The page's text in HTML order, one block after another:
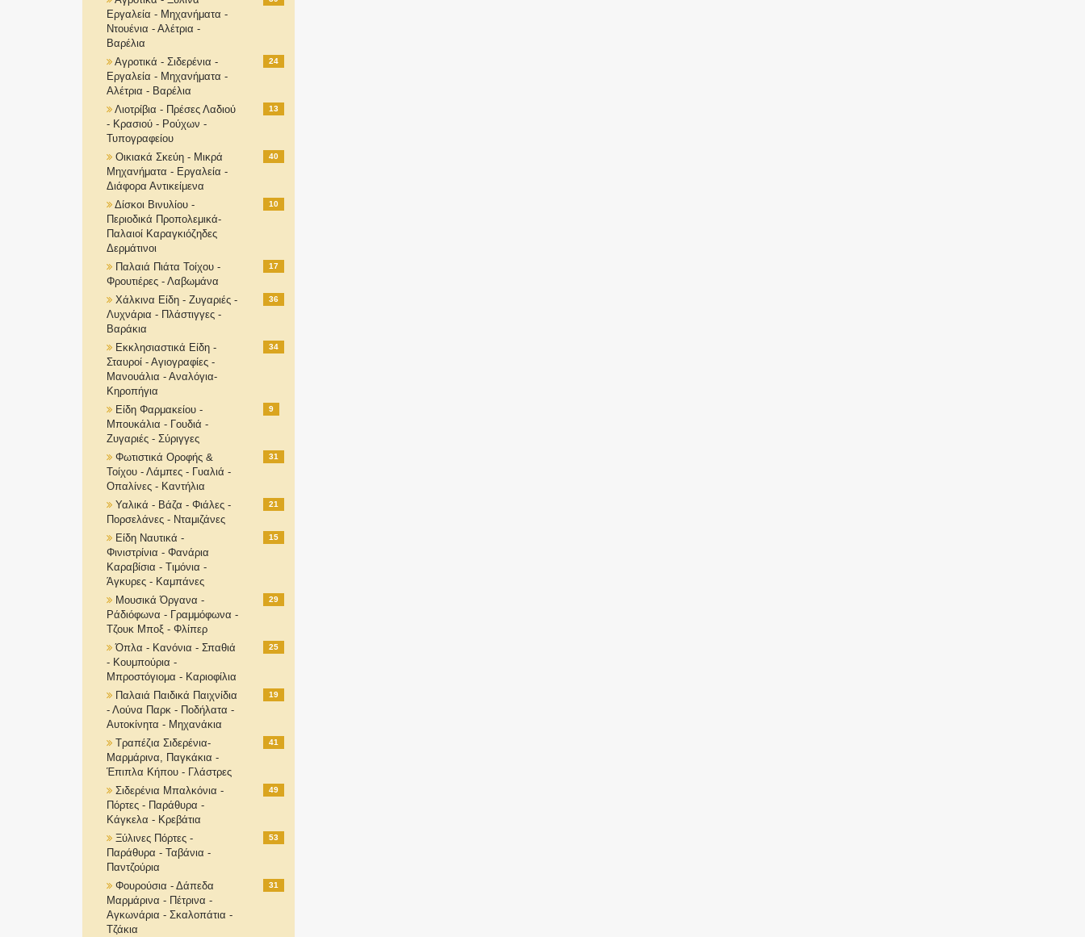
Εργαλεία - Μηχανήματα -
Ντουένια - Αλέτρια -
Βαρέλια
Αγροτικά - Σιδερένια -
Εργαλεία - Μηχανήματα -
Αλέτρια - Βαρέλια
24
Λιοτρίβια - Πρέσες Λαδιού
- Κρασιού - Ρούχων -
Τυπογραφείου
13
Οικιακά Σκεύη - Μικρά
Μηχανήματα - Εργαλεία -
Διάφορα Αντικείμενα
40
Δίσκοι Βινυλίου -
Περιοδικά Προπολεμικά-
Παλαιοί Καραγκιόζηδες
Δερμάτινοι
10
Παλαιά Πιάτα Τοίχου -
Φρουτιέρες - Λαβωμάνα
17
Χάλκινα Είδη - Ζυγαριές -
Λυχνάρια - Πλάστιγγες -
Βαράκια
36
Εκκλησιαστικά Είδη -
Σταυροί - Αγιογραφίες -
Μανουάλια - Αναλόγια-
Κηροπήγια
34
Είδη Φαρμακείου -
Μπουκάλια - Γουδιά -
Ζυγαριές - Σύριγγες
9
Φωτιστικά Οροφής &
Τοίχου - Λάμπες - Γυαλιά -
Οπαλίνες - Καντήλια
31
Υαλικά - Βάζα - Φιάλες -
Πορσελάνες - Νταμιζάνες
21
Είδη Ναυτικά -
Φινιστρίνια - Φανάρια
Καραβίσια - Τιμόνια -
Άγκυρες - Καμπάνες
15
Μουσικά Όργανα -
Ράδιόφωνα - Γραμμόφωνα -
Τζουκ Μποξ - Φλίπερ
29
Όπλα - Κανόνια - Σπαθιά
- Κουμπούρια -
Μπροστόγιομα - Καριοφίλια
25
Παλαιά Παιδικά Παιχνίδια
- Λούνα Παρκ - Ποδήλατα -
Αυτοκίνητα - Μηχανάκια
19
Τραπέζια Σιδερένια-
Μαρμάρινα, Παγκάκια -
Έπιπλα Κήπου - Γλάστρες
41
Σιδερένια Μπαλκόνια -
Πόρτες - Παράθυρα -
Κάγκελα - Κρεβάτια
49
Ξύλινες Πόρτες -
Παράθυρα - Ταβάνια -
Παντζούρια
53
Φουρούσια - Δάπεδα
Μαρμάρινα - Πέτρινα -
Αγκωνάρια - Σκαλοπάτια -
Τζάκια
31